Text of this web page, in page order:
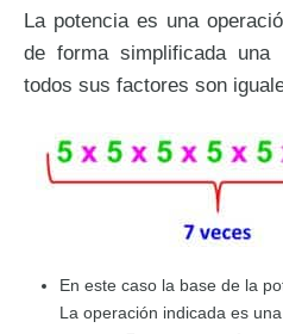
La potencia es una
de forma simplificada
todos sus factores son
En este caso la base de la
La operación indicada es